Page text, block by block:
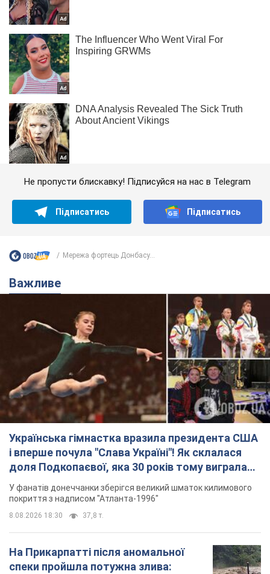
Не пропусти блискавку! Підписуйся на нас в Telegram
Підписатись Підписатись
Мережа фортець Донбасу...
Важливе
Українська гімнастка вразила президента США
і вперше почула "Слава Україні"! Як склалася
доля Подкопаєвої, яка 30 років тому виграла
"золото" Олімпіади
У фанатів донеччанки зберігся великий шматок килимового
покриття з надписом "Атланта-1996"
8.08.2026 18:30 37,8 т.
На Прикарпатті після аномальної
спеки пройшла потужна злива: